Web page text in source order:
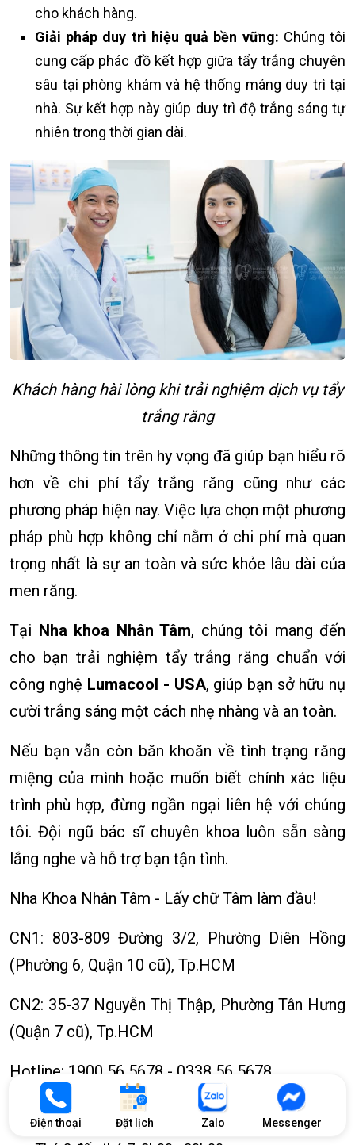
Điện thoại Đặt lịch Zalo Messenger
cho khách hàng.
Giải pháp duy trì hiệu quả bền vững: Chúng tôi
cung cấp phác đồ kết hợp giữa tẩy trắng chuyên
sâu tại phòng khám và hệ thống máng duy trì tại
nhà. Sự kết hợp này giúp duy trì độ trắng sáng tự
nhiên trong thời gian dài.
Khách hàng hài lòng khi trải nghiệm dịch vụ tẩy
trắng răng
Những thông tin trên hy vọng đã giúp bạn hiểu rõ
hơn về chi phí tẩy trắng răng cũng như các
phương pháp hiện nay. Việc lựa chọn một phương
pháp phù hợp không chỉ nằm ở chi phí mà quan
trọng nhất là sự an toàn và sức khỏe lâu dài của
men răng.
Tại Nha khoa Nhân Tâm, chúng tôi mang đến
cho bạn trải nghiệm tẩy trắng răng chuẩn với
công nghệ Lumacool - USA, giúp bạn sở hữu nụ
cười trắng sáng một cách nhẹ nhàng và an toàn.
Nếu bạn vẫn còn băn khoăn về tình trạng răng
miệng của mình hoặc muốn biết chính xác liệu
trình phù hợp, đừng ngần ngại liên hệ với chúng
tôi. Đội ngũ bác sĩ chuyên khoa luôn sẵn sàng
lắng nghe và hỗ trợ bạn tận tình.
Nha Khoa Nhân Tâm - Lấy chữ Tâm làm đầu!
CN1: 803-809 Đường 3/2, Phường Diên Hồng
(Phường 6, Quận 10 cũ), Tp.HCM
CN2: 35-37 Nguyễn Thị Thập, Phường Tân Hưng
(Quận 7 cũ), Tp.HCM
Hotline: 1900 56 5678 - 0338 56 5678
Thời gian làm việc